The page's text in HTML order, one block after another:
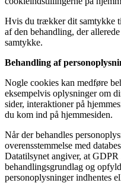
Hvis du trækker dit samtykke
af den behandling, der
samtykke.
Behandling af
Nogle cookies kan medføre
eksempelvis oplysninger om
sider, interaktioner på
du kom ind på hjemmesiden.
Når der behandles
overensstemmelse med
Datatilsynet angiver, at
behandlingsgrundlag og
personoplysninger indhentes